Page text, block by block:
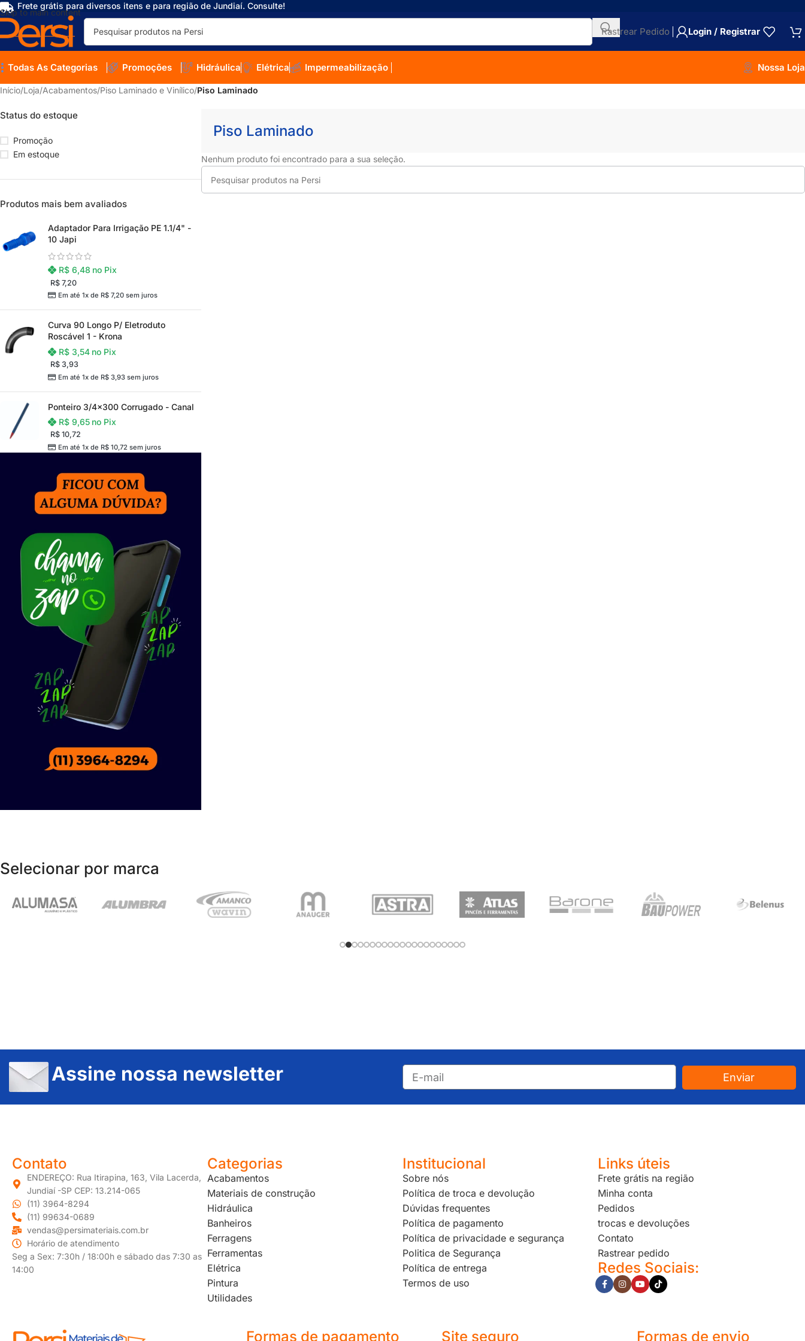
Skip to main content
Frete grátis para diversos itens e para região de Jundiaí. Consulte!
Rastrear Pedido Login / Registrar
Todas As Categorias
DRYWALL
Mantas Termoacústicas
Perfil para Drywall
Placas Drywall
Portas Drywall
DIVISÓRIAS
Painel PVC
Perfil para Divisória
Portas para Divisórias
FORRO
Perfil para Forro
Placas Forro Modular
Régua PVC
PAPEL DE PAREDE
Cola Para Papel de Parede
Rolos
Rodapé
Ideal para obras rápidas e funcionais. Construa com
eficiência e estilo!
Promoções Hidráulica Elétrica Impermeabilização Nossa Loja
Início/Loja/Acabamentos/Piso Laminado e Vinílico/Piso Laminado
Status do estoque
Promoção
Em estoque
Produtos mais bem avaliados
Adaptador Para Irrigação PE 1.1/4" -
10 Japi
R$ 7,20
Em até 1x de R$7,20sem juros
R$6,48 no Pix
Curva 90 Longo P/ Eletroduto
Roscável 1 - Krona
R$ 3,93
Em até 1x de R$3,93sem juros
R$3,54 no Pix
Ponteiro 3/4x300 Corrugado - Canal
R$ 10,72
Em até 1x de R$10,72sem juros
R$9,65 no Pix
Piso Laminado
Nenhum produto foi encontrado para a sua seleção.
Selecionar por marca
Assine nossa newsletter Enviar
Contato
ENDEREÇO: Rua Itirapina, 163, Vila Lacerda,
Jundiaí -SP CEP: 13.214-065
(11) 3964-8294
(11) 99634-0689
vendas@persimateriais.com.br
Horário de atendimento
Seg a Sex: 7:30h / 18:00h e sábado das 7:30 as
14:00
Categorias
Acabamentos
Materiais de construção
Hidráulica
Banheiros
Ferragens
Ferramentas
Elétrica
Pintura
Utilidades
Institucional
Sobre nós
Política de troca e devolução
Dúvidas frequentes
Política de pagamento
Política de privacidade e segurança
Politica de Segurança
Política de entrega
Termos de uso
Links úteis
Frete grátis na região
Minha conta
Pedidos
trocas e devoluções
Contato
Rastrear pedido
Redes Sociais:
Formas de pagamento Site seguro Formas de envio